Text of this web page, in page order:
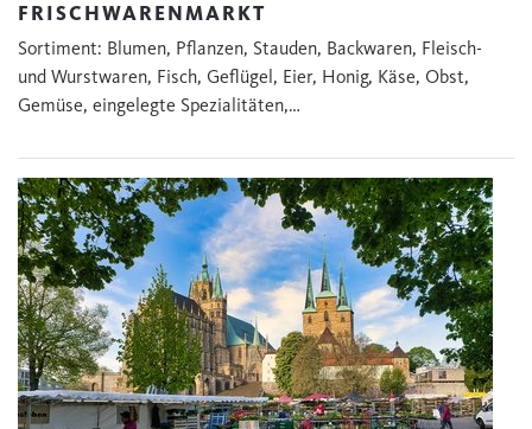
FRISCHWARENMARKT
Sortiment: Blumen, Pflanzen, Stauden, Backwaren, Fleisch-
und Wurstwaren, Fisch, Geflügel, Eier, Honig, Käse, Obst,
Gemüse, eingelegte Spezialitäten,…